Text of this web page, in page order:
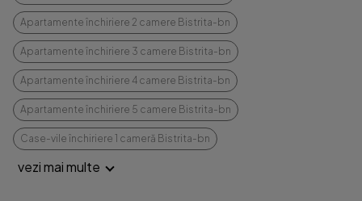
Apartamente închiriere 2 camere Bistrita-bn
Apartamente închiriere 3 camere Bistrita-bn
Apartamente închiriere 4 camere Bistrita-bn
Apartamente închiriere 5 camere Bistrita-bn
Case-vile închiriere 1 cameră Bistrita-bn
vezi mai multe